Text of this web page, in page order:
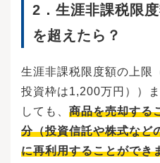
家族も含めたライフイベントを考
す。〇年までに結婚したい、結婚
列にまとめましょう。人生100年
います。ライフプランも100歳ま
成するとよいでしょう。時系列に
で、いつまでに資金を用意すれば
かり、具体的な計画を立てる目安
時系列にまとめたら、それぞれの
要になる費用の目安を書き出しま
2．生涯非課税限
を超えたら？
生涯非課税限度額の上限
投資枠は1,200万円））
しても、 商品を売却する
分（投資信託や株式など
に再利用することができ